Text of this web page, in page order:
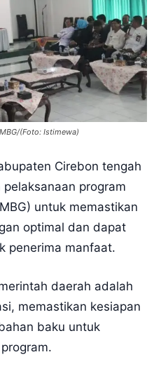
(Foto: Istimewa)
Cirebon tengah
program
untuk memastikan
optimal dan dapat
penerima manfaat.
daerah adalah
memastikan kesiapan
baku untuk